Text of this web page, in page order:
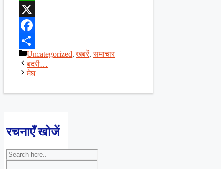
WhatsApp
X
Facebook
Share
Categories
Uncategorized,खबरें,समाचार
बदरी…
मेघ
रचनाएँ खोजें